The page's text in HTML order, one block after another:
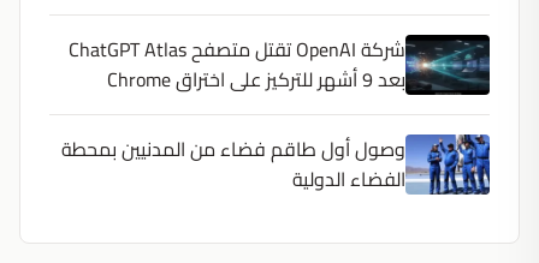
شركة OpenAI تقتل متصفح ChatGPT Atlas
بعد 9 أشهر للتركيز على اختراق Chrome
وصول أول طاقم فضاء من المدنيين بمحطة
الفضاء الدولية